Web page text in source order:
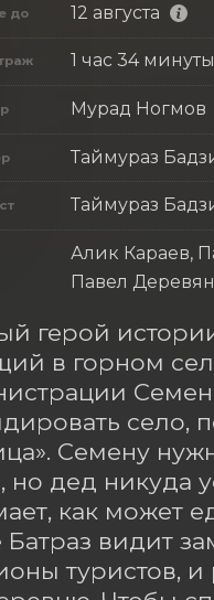
до 12 августа
1 час 34
Мурад Ногмов
Таймураз
Таймураз
Алик Караев,
Павел
герой
в горном
село,
Семену
но дед никуда
как может
Батраз видит
туристов, и